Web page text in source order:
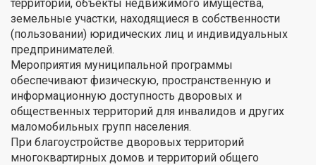
территории, объекты недвижимого имущества,
земельные участки, находящиеся в собственности
(пользовании) юридических лиц и индивидуальных
предпринимателей.
Мероприятия муниципальной программы
обеспечивают физическую, пространственную и
информационную доступность дворовых и
общественных территорий для инвалидов и других
маломобильных групп населения.
При благоустройстве дворовых территорий
многоквартирных домов и территорий общего